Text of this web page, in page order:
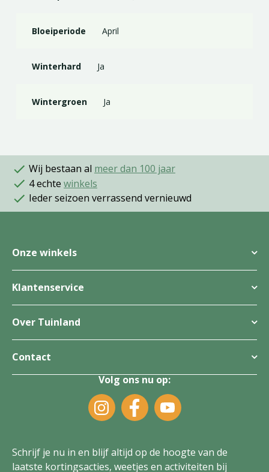
Bloeiperiode April
Winterhard Ja
Wintergroen Ja
Wij bestaan al meer dan 100 jaar
4 echte winkels
Ieder seizoen verrassend vernieuwd
Onze winkels
Klantenservice
Over Tuinland
Contact
Volg ons nu op:
Schrijf je nu in en blijf altijd op de hoogte van de
laatste kortingsacties, weetjes en activiteiten bij